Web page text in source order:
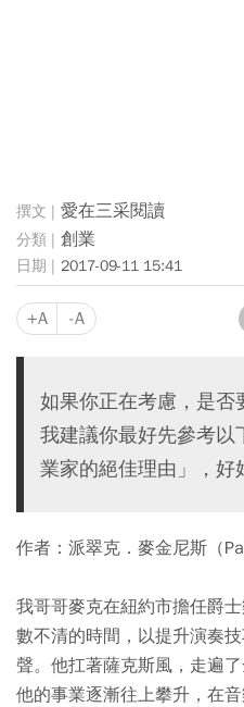
愛在三采閱讀
創業
2017-09-11 15:41
+A -A
如果你正在考慮，是否
我建議你最好先參考以
業家的絕佳理由」，好
作者：派翠克．麥金尼斯（
我哥哥麥克在紐約市擔任爵
數不清的時間，以提升演奏
聲。他扛著薩克斯風，走遍
他的事業逐漸往上攀升，在